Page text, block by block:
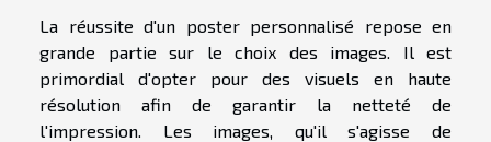
La réussite d'un poster personnalisé repose en
grande partie sur le choix des images. Il est
primordial d'opter pour des visuels en haute
résolution afin de garantir la netteté de
l'impression. Les images, qu'il s'agisse de